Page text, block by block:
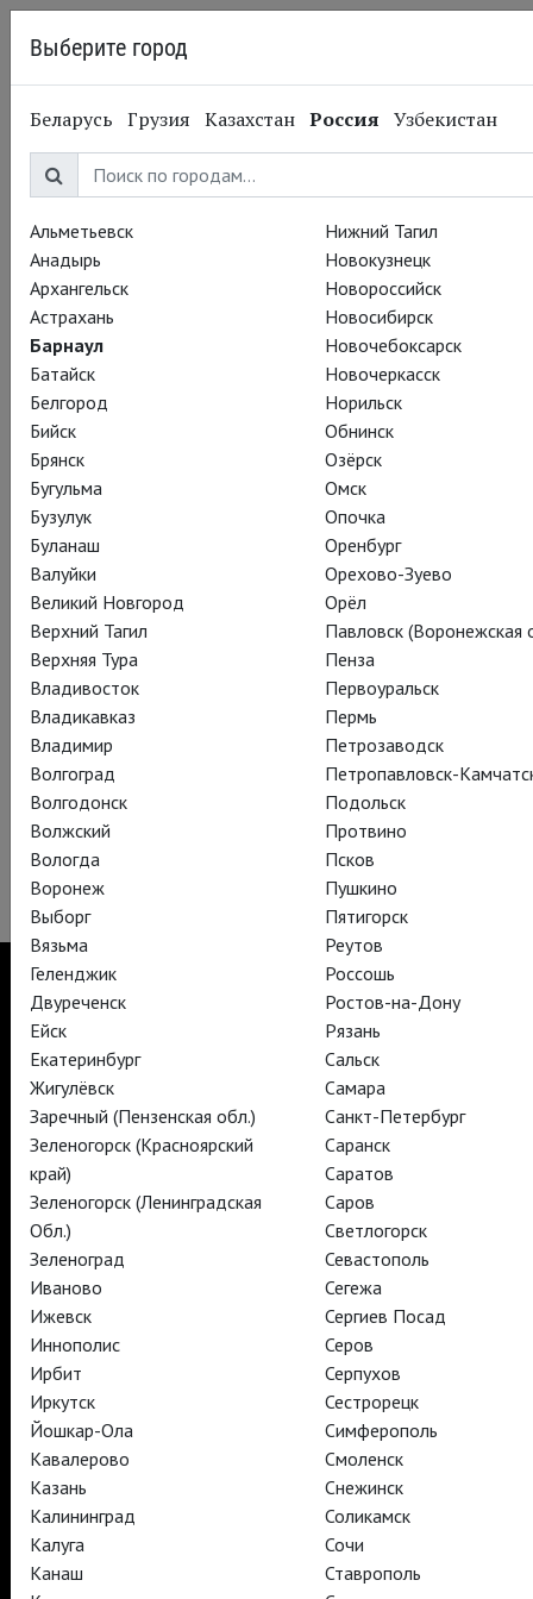
21.10.2014 Национальный театр
Восковая фигура
Бенедикта Камбербэтча
Шерлока, Франкенштейна, будущего Гамлета и Ричарда III
теперь можно… потрогать.
В музее мадам Тюссо появилась восковая фигура
Бенедикта Камбербэтча.
TheatreHD
TheatreHD Опера
TheatreHD Балет в кино
АРТ-ЛЕКТОРИЙ В КИНО
TheatreHD
АРТ-ЛЕКТОРИЙ В КИНО
TheatreHD
TheatreHD Опера
TheatreHD Балет в кино
АРТ-ЛЕКТОРИЙ В КИНО
TheatreHD
Подписаться на рассылку
Поддержать
Стать волонтёром
Как организовать показ в вашем городе
Контакты
Выберите город
Беларусь Грузия Казахстан Россия Узбекистан
Альметьевск
Анадырь
Архангельск
Астрахань
Барнаул
Батайск
Белгород
Бийск
Брянск
Бугульма
Бузулук
Буланаш
Валуйки
Великий Новгород
Верхний Тагил
Верхняя Тура
Владивосток
Владикавказ
Владимир
Волгоград
Волгодонск
Волжский
Вологда
Воронеж
Выборг
Вязьма
Геленджик
Двуреченск
Ейск
Екатеринбург
Жигулёвск
Заречный (Пензенская обл.)
Зеленогорск (Красноярский
край)
Зеленогорск (Ленинградская
Обл.)
Зеленоград
Иваново
Ижевск
Иннополис
Ирбит
Иркутск
Йошкар-Ола
Кавалерово
Казань
Калининград
Калуга
Канаш
Нижний Тагил
Новокузнецк
Новороссийск
Новосибирск
Новочебоксарск
Новочеркасск
Норильск
Обнинск
Озёрск
Омск
Опочка
Оренбург
Орехово-Зуево
Орёл
Павловск (Воронежская
Пенза
Первоуральск
Пермь
Петрозаводск
Петропавловск-
Подольск
Протвино
Псков
Пушкино
Пятигорск
Реутов
Россошь
Ростов-на-Дону
Рязань
Сальск
Самара
Санкт-Петербург
Саранск
Саратов
Саров
Светлогорск
Севастополь
Сегежа
Сергиев Посад
Серов
Серпухов
Сестрорецк
Симферополь
Смоленск
Снежинск
Соликамск
Сочи
Ставрополь